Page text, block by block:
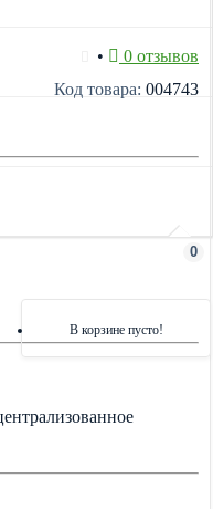
0
В корзине пусто!
•
0 отзывов
Код товара: 004743